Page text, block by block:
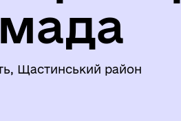
Щастинський район